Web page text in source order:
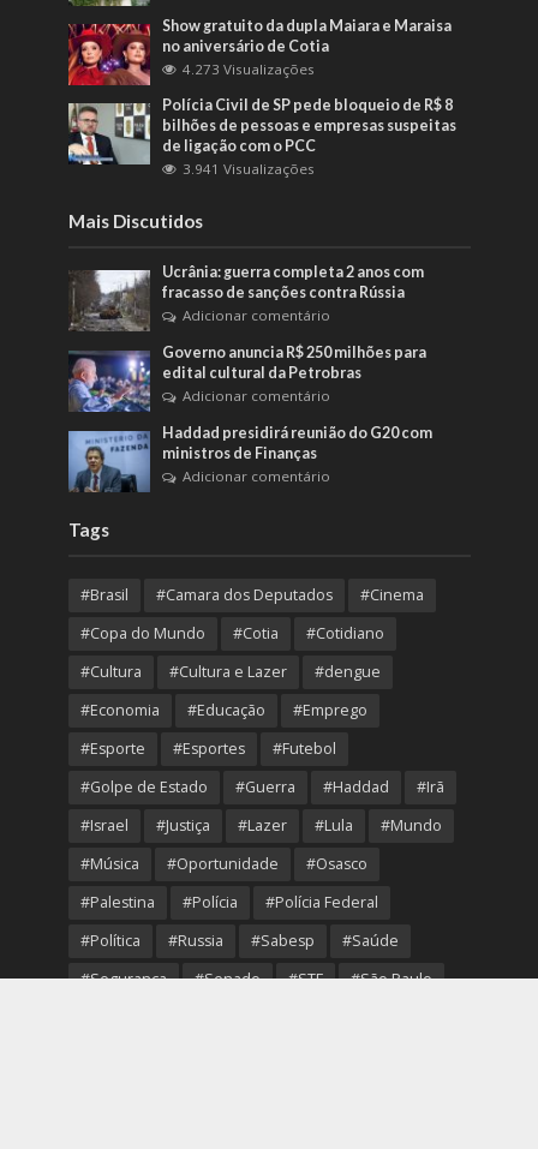
Show gratuito da dupla Maiara e Maraisa
no aniversário de Cotia
4.273 Visualizações
Polícia Civil de SP pede bloqueio de R$ 8
bilhões de pessoas e empresas suspeitas
de ligação com o PCC
3.941 Visualizações
Mais Discutidos
Ucrânia: guerra completa 2 anos com
fracasso de sanções contra Rússia
Adicionar comentário
Governo anuncia R$ 250 milhões para
edital cultural da Petrobras
Adicionar comentário
Haddad presidirá reunião do G20 com
ministros de Finanças
Adicionar comentário
Tags
#Brasil #Camara dos Deputados
#Cinema
#Copa do Mundo
#Cotia
#Cotidiano
#Cultura
#Cultura e Lazer
#dengue
#Economia
#Educação
#Emprego
#Esporte
#Esportes
#Futebol
#Golpe de Estado
#Guerra #Haddad
#Irã
#Israel
#Justiça #Lazer #Lula
#Mundo
#Música
#Oportunidade
#Osasco
#Palestina
#Polícia
#Polícia Federal
#Política
#Russia #Sabesp
#Saúde
#Segurança
#Senado #STF
#São Paulo